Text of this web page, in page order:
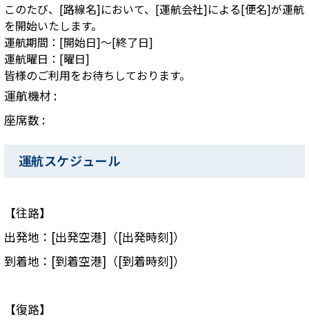
このたび、[路線名]において、[運航会社]による[便名]が運航
を開始いたします。
運航期間：[開始日]～[終了日]
運航曜日：[曜日]
皆様のご利用をお待ちしております。
運航機材 :
座席数 :
運航スケジュール
【往路】
出発地：[出発空港]（[出発時刻]）
到着地：[到着空港]（[到着時刻]）
【復路】